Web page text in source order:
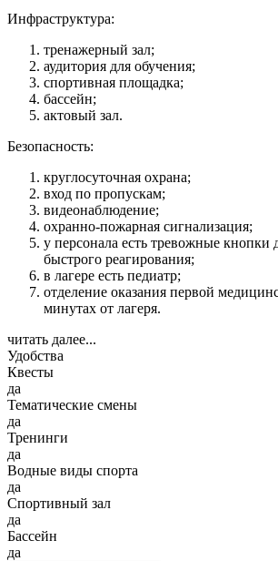
Инфраструктура:
тренажерный зал;
аудитория для обучения;
спортивная площадка;
бассейн;
актовый зал.
Безопасность:
круглосуточная охрана;
вход по пропускам;
видеонаблюдение;
охранно-пожарная сигнализация;
у персонала есть тревожные кнопки
быстрого реагирования;
в лагере есть педиатр;
отделение оказания первой
минутах от лагеря.
читать далее...
Удобства
Квесты
да
Тематические смены
да
Тренинги
да
Водные виды спорта
да
Спортивный зал
да
Бассейн
да